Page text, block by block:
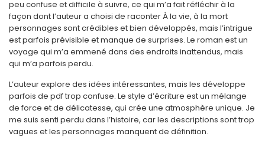
peu confuse et difficile à suivre, ce qui m’a fait réfléchir à la
façon dont l’auteur a choisi de raconter À la vie, à la mort
personnages sont crédibles et bien développés, mais l’intrigue
est parfois prévisible et manque de surprises. Le roman est un
voyage qui m’a emmené dans des endroits inattendus, mais
qui m’a parfois perdu.
L’auteur explore des idées intéressantes, mais les développe
parfois de pdf trop confuse. Le style d’écriture est un mélange
de force et de délicatesse, qui crée une atmosphère unique. Je
me suis senti perdu dans l’histoire, car les descriptions sont trop
vagues et les personnages manquent de définition.